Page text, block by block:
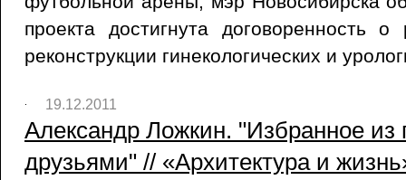
проекта достигнута договоренность о
реконструкции гинекологических и
19.12.2011
Александр Ложкин. "Избранное из
друзьями" // «Архитектура и